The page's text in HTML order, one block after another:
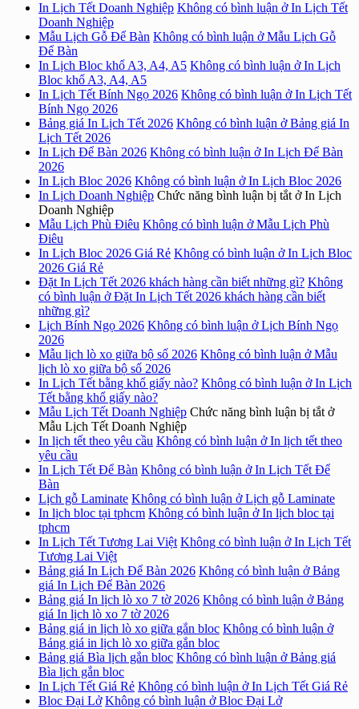
In Lịch Tết Doanh Nghiệp Không có bình luận ở In Lịch Tết
Doanh Nghiệp
Mẫu Lịch Gỗ Để Bàn Không có bình luận ở Mẫu Lịch Gỗ
Để Bàn
In Lịch Bloc khổ A3, A4, A5 Không có bình luận ở In Lịch
Bloc khổ A3, A4, A5
In Lịch Tết Bính Ngọ 2026 Không có bình luận ở In Lịch Tết
Bính Ngọ 2026
Bảng giá In Lịch Tết 2026 Không có bình luận ở Bảng giá In
Lịch Tết 2026
In Lịch Để Bàn 2026 Không có bình luận ở In Lịch Để Bàn
2026
In Lịch Bloc 2026 Không có bình luận ở In Lịch Bloc 2026
In Lịch Doanh Nghiệp Chức năng bình luận bị tắtở In Lịch
Doanh Nghiệp
Mẫu Lịch Phù Điêu Không có bình luận ở Mẫu Lịch Phù
Điêu
In Lịch Bloc 2026 Giá Rẻ Không có bình luận ở In Lịch Bloc
2026 Giá Rẻ
Đặt In Lịch Tết 2026 khách hàng cần biết những gì? Không
có bình luận ở Đặt In Lịch Tết 2026 khách hàng cần biết
những gì?
Lịch Bính Ngọ 2026 Không có bình luận ở Lịch Bính Ngọ
2026
Mẫu lịch lò xo giữa bộ số 2026 Không có bình luận ở Mẫu
lịch lò xo giữa bộ số 2026
In Lịch Tết bằng khổ giấy nào? Không có bình luận ở In Lịch
Tết bằng khổ giấy nào?
Mẫu Lịch Tết Doanh Nghiệp Chức năng bình luận bị tắtở
Mẫu Lịch Tết Doanh Nghiệp
In lịch tết theo yêu cầu Không có bình luận ở In lịch tết theo
yêu cầu
In Lịch Tết Để Bàn Không có bình luận ở In Lịch Tết Để
Bàn
Lịch gỗ Laminate Không có bình luận ở Lịch gỗ Laminate
In lịch bloc tại tphcm Không có bình luận ở In lịch bloc tại
tphcm
In Lịch Tết Tương Lai Việt Không có bình luận ở In Lịch Tết
Tương Lai Việt
Bảng giá In Lịch Để Bàn 2026 Không có bình luận ở Bảng
giá In Lịch Để Bàn 2026
Bảng giá In lịch lò xo 7 tờ 2026 Không có bình luận ở Bảng
giá In lịch lò xo 7 tờ 2026
Bảng giá in lịch lò xo giữa gắn bloc Không có bình luận ở
Bảng giá in lịch lò xo giữa gắn bloc
Bảng giá Bìa lịch gắn bloc Không có bình luận ở Bảng giá
Bìa lịch gắn bloc
In Lịch Tết Giá Rẻ Không có bình luận ở In Lịch Tết Giá Rẻ
Bloc Đại Lở Không có bình luận ở Bloc Đại Lở